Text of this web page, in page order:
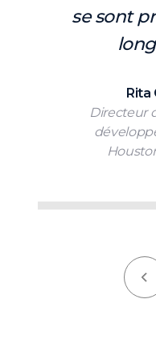
se sont
Rita
Directeur